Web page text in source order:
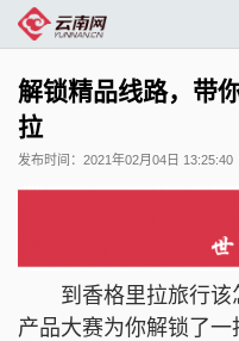
解锁精品线路，带
拉
发布时间： 2021年02月04日 13:25:40
到香格里拉旅行
产品大赛为你解锁了